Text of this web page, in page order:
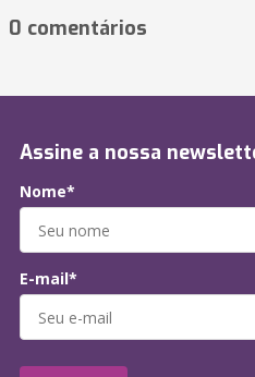
0 comentários
Assine a nossa
Nome*
E-mail*